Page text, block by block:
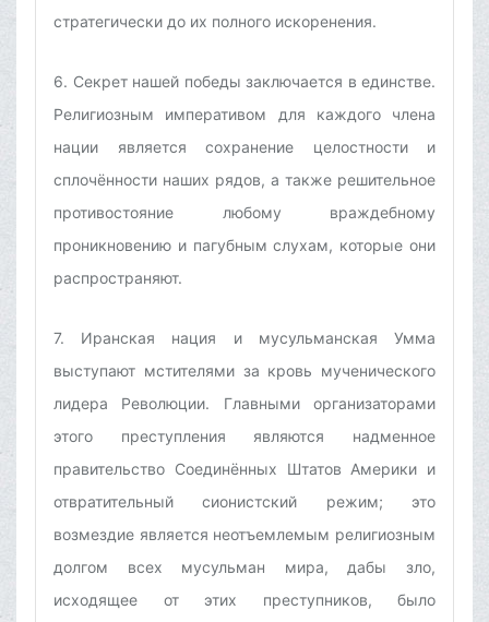
стратегически до их полного искоренения.
6. Секрет нашей победы заключается в единстве.
Религиозным императивом для каждого члена
нации является сохранение целостности и
сплочённости наших рядов, а также решительное
противостояние любому враждебному
проникновению и пагубным слухам, которые они
распространяют.
7. Иранская нация и мусульманская Умма
выступают мстителями за кровь мученического
лидера Революции. Главными организаторами
этого преступления являются надменное
правительство Соединённых Штатов Америки и
отвратительный сионистский режим; это
возмездие является неотъемлемым религиозным
долгом всех мусульман мира, дабы зло,
исходящее от этих преступников, было